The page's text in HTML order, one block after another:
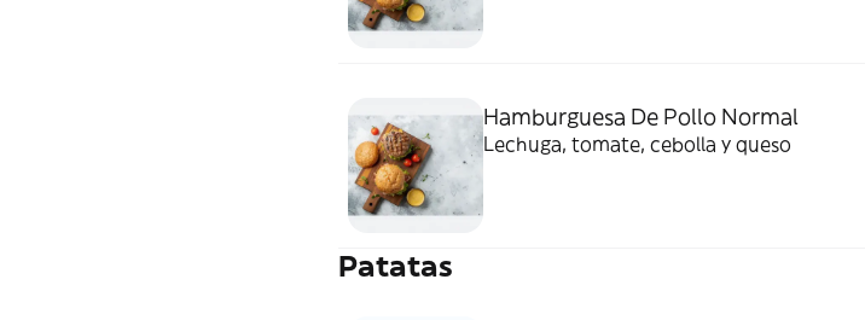
Hamburguesa De Pollo Normal
Lechuga, tomate, cebolla y queso
Patatas